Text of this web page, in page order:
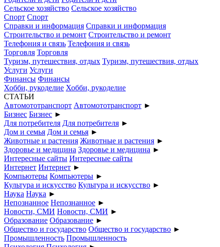
Сельское хозяйство Сельское хозяйство
Спорт Спорт
Справки и информация Справки и информация
Строительство и ремонт Строительство и ремонт
Телефония и связь Телефония и связь
Торговля Торговля
Туризм, путешествия, отдых Туризм, путешествия, отдых
Услуги Услуги
Финансы Финансы
Хобби, рукоделие Хобби, рукоделие
СТАТЬИ
Автомототранспорт Автомототранспорт ►
Бизнес Бизнес ►
Для потребителя Для потребителя ►
Дом и семья Дом и семья ►
Животные и растения Животные и растения ►
Здоровье и медицина Здоровье и медицина ►
Интересные сайты Интересные сайты
Интернет Интернет ►
Компьютеры Компьютеры ►
Культура и искусство Культура и искусство ►
Наука Наука ►
Непознанное Непознанное ►
Новости, СМИ Новости, СМИ ►
Образование Образование ►
Общество и государство Общество и государство ►
Промышленность Промышленность